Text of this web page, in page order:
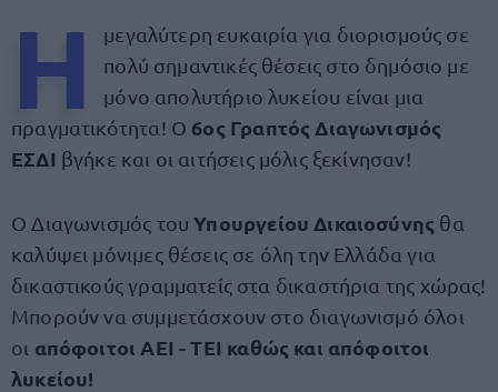
Η
μεγαλύτερη ευκαιρία για διορισμούς σε
πολύ σημαντικές θέσεις στο δημόσιο με
μόνο απολυτήριο λυκείου είναι μια
πραγματικότητα! Ο 6ος Γραπτός Διαγωνισμός
ΕΣΔΙ βγήκε και οι αιτήσεις μόλις ξεκίνησαν!
Ο Διαγωνισμός τουΥπουργείου Δικαιοσύνης θα
καλύψει μόνιμες θέσεις σε όλη την Ελλάδα για
δικαστικούς γραμματείς στα δικαστήρια της χώρας!
Μπορούν να συμμετάσχουν στο διαγωνισμό όλοι
οι απόφοιτοι ΑΕΙ - ΤΕΙ καθώς και απόφοιτοι
λυκείου!